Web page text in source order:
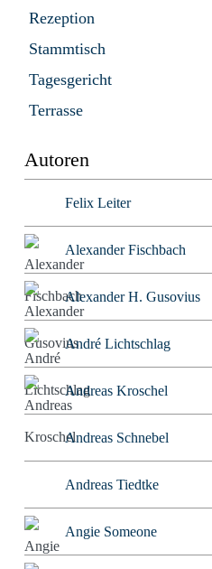
Rezeption
Stammtisch
Tagesgericht
Terrasse
Autoren
Felix Leiter
Alexander Fischbach
Alexander H. Gusovius
André Lichtschlag
Andreas Kroschel
Andreas Schnebel
Andreas Tiedtke
Angie Someone